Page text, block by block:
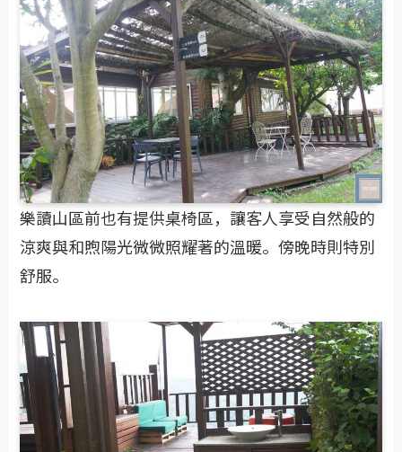
樂讀山區前也有提供桌椅區，讓客人享受自然般的
涼爽與和煦陽光微微照耀著的溫暖。傍晚時則特別
舒服。